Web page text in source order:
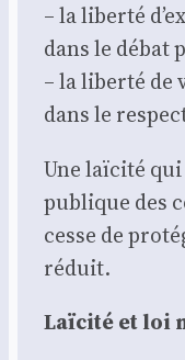
– la liber­té
dans le débat
– la liber­té de
dans le
Une laï­ci­té
publique des
cesse de
réduit.
Laï­ci­té et loi